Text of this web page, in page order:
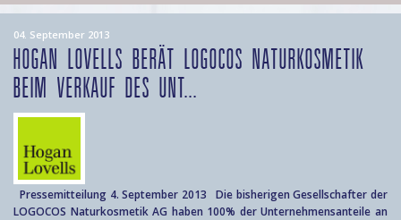
04. September 2013
HOGAN LOVELLS BERÄT LOGOCOS NATURKOSMETIK
BEIM VERKAUF DES UNT...
Pressemitteilung 4. September 2013 Die bisherigen Gesellschafter der
LOGOCOS Naturkosmetik AG haben 100% der Unternehmensanteile an